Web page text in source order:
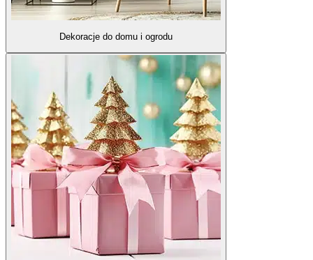
Dekoracje do domu i ogrodu